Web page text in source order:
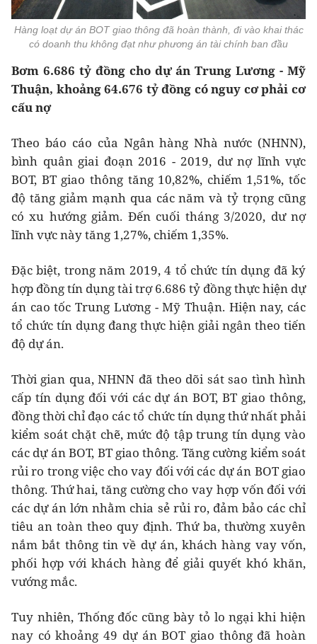
Hàng loạt dự án BOT giao thông đã hoàn thành, đi vào khai thác
có doanh thu không đạt như phương án tài chính ban đầu
Bơm 6.686 tỷ đồng cho dự án Trung Lương - Mỹ
Thuận, khoảng 64.676 tỷ đồng có nguy cơ phải cơ
cấu nợ
Theo báo cáo của Ngân hàng Nhà nước (NHNN),
bình quân giai đoạn 2016 - 2019, dư nợ lĩnh vực
BOT, BT giao thông tăng 10,82%, chiếm 1,51%, tốc
độ tăng giảm mạnh qua các năm và tỷ trọng cũng
có xu hướng giảm. Đến cuối tháng 3/2020, dư nợ
lĩnh vực này tăng 1,27%, chiếm 1,35%.
Đặc biệt, trong năm 2019, 4 tổ chức tín dụng đã ký
hợp đồng tín dụng tài trợ 6.686 tỷ đồng thực hiện dự
án cao tốc Trung Lương - Mỹ Thuận. Hiện nay, các
tổ chức tín dụng đang thực hiện giải ngân theo tiến
độ dự án.
Thời gian qua, NHNN đã theo dõi sát sao tình hình
cấp tín dụng đối với các dự án BOT, BT giao thông,
đồng thời chỉ đạo các tổ chức tín dụng thứ nhất phải
kiểm soát chặt chẽ, mức độ tập trung tín dụng vào
các dự án BOT, BT giao thông. Tăng cường kiểm soát
rủi ro trong việc cho vay đối với các dự án BOT giao
thông. Thứ hai, tăng cường cho vay hợp vốn đối với
các dự án lớn nhằm chia sẻ rủi ro, đảm bảo các chỉ
tiêu an toàn theo quy định. Thứ ba, thường xuyên
nắm bắt thông tin về dự án, khách hàng vay vốn,
phối hợp với khách hàng để giải quyết khó khăn,
vướng mắc.
Tuy nhiên, Thống đốc cũng bày tỏ lo ngại khi hiện
nay có khoảng 49 dự án BOT giao thông đã hoàn